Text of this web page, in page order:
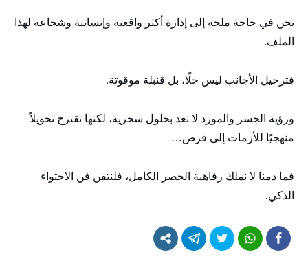
نحن في حاجة ملحة إلى إدارة أكثر واقعية وإنسانية وشجاعة لهذا
الملف.
فترحيل الأجانب ليس حلًا، بل قنبلة موقوتة.
ورؤية الجسر والمورد لا تعد بحلول سحرية، لكنها تقترح تحويلاً
منهجيًا للأزمات إلى فرص…
فما دمنا لا نملك رفاهية الحصر الكامل، فلنتقن فن الاحتواء
الذكي.